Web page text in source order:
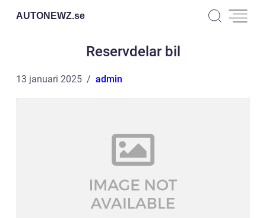
AUTONEWZ.se
Reservdelar bil
13 januari 2025 admin